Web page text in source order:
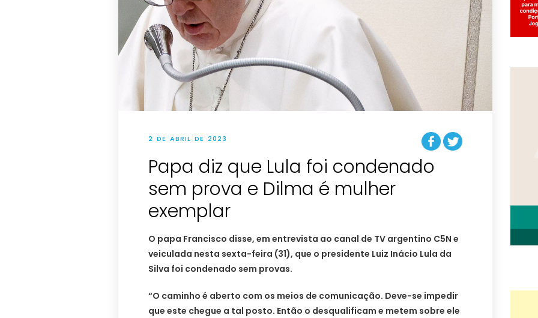
2 DE ABRIL DE 2023
Papa diz que Lula foi condenado
sem prova e Dilma é mulher
exemplar
O papa Francisco disse, em entrevista ao canal de TV argentino C5N e
veiculada nesta sexta-feira (31), que o presidente Luiz Inácio Lula da
Silva foi condenado sem provas.
“O caminho é aberto com os meios de comunicação. Deve-se impedir
que este chegue a tal posto. Então o desqualificam e metem sobre ele